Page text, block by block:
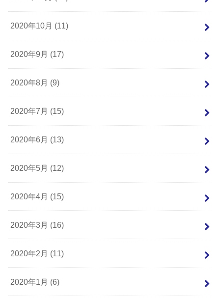
2020年10月 (11)
2020年9月 (17)
2020年8月 (9)
2020年7月 (15)
2020年6月 (13)
2020年5月 (12)
2020年4月 (15)
2020年3月 (16)
2020年2月 (11)
2020年1月 (6)